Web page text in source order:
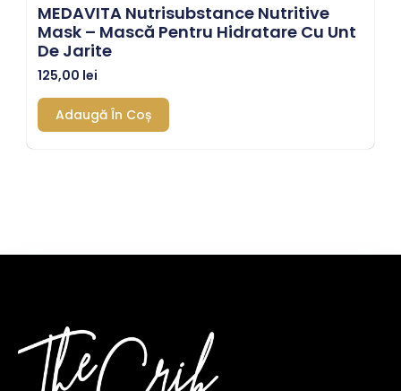
MEDAVITA Nutrisubstance Nutritive
Mask – Mască Pentru Hidratare Cu Unt
De Jarite
125,00 lei
Adaugă În Coș